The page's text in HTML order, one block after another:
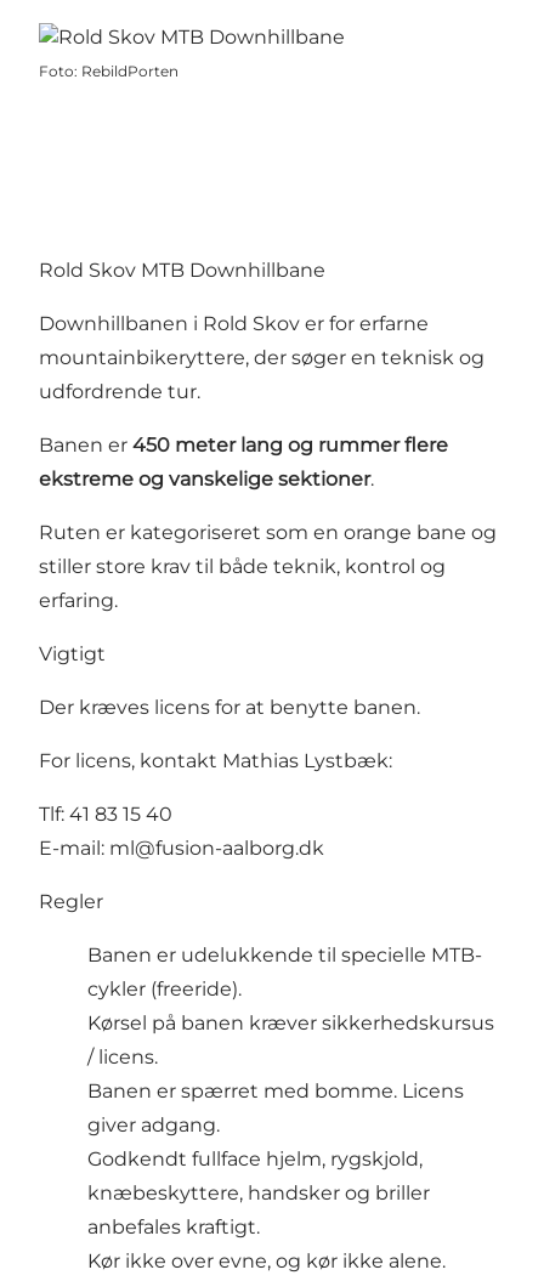
Foto: RebildPorten
Rold Skov MTB Downhillbane
Downhillbanen i Rold Skov er for erfarne
mountainbikeryttere, der søger en teknisk og
udfordrende tur.
Banen er 450 meter lang og rummer flere
ekstreme og vanskelige sektioner.
Ruten er kategoriseret som en orange bane og
stiller store krav til både teknik, kontrol og
erfaring.
Vigtigt
Der kræves licens for at benytte banen.
For licens, kontakt Mathias Lystbæk:
Tlf: 41 83 15 40
E-mail: ml@fusion-aalborg.dk
Regler
Banen er udelukkende til specielle MTB-
cykler (freeride).
Kørsel på banen kræver sikkerhedskursus
/ licens.
Banen er spærret med bomme. Licens
giver adgang.
Godkendt fullface hjelm, rygskjold,
knæbeskyttere, handsker og briller
anbefales kraftigt.
Kør ikke over evne, og kør ikke alene.